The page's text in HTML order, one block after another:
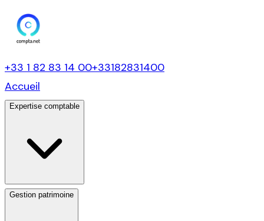
+33 1 82 83 14 00+33182831400
Accueil
Expertise comptable
Gestion patrimoine